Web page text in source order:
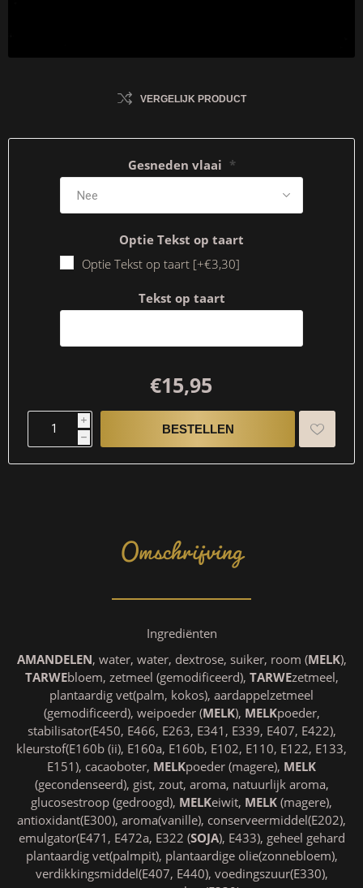
VERGELIJK PRODUCT
Gesneden vlaai *
Optie Tekst op taart
Optie Tekst op taart [+€3,30]
Tekst op taart
€15,95
i
h
Omschrijving
Ingrediënten
AMANDELEN, water, water, dextrose, suiker, room (MELK),
TARWEbloem, zetmeel (gemodificeerd), TARWEzetmeel,
plantaardig vet(palm, kokos), aardappelzetmeel
(gemodificeerd), weipoeder (MELK), MELKpoeder,
stabilisator(E450, E466, E263, E341, E339, E407, E422),
kleurstof(E160b (ii), E160a, E160b, E102, E110, E122, E133,
E151), cacaoboter, MELKpoeder (magere), MELK
(gecondenseerd), gist, zout, aroma, natuurlijk aroma,
glucosestroop (gedroogd), MELKeiwit, MELK (magere),
antioxidant(E300), aroma(vanille), conserveermiddel(E202),
emulgator(E471, E472a, E322 (SOJA), E433), geheel gehard
plantaardig vet(palmpit), plantaardige olie(zonnebloem),
verdikkingsmiddel(E407, E440), voedingszuur(E330),